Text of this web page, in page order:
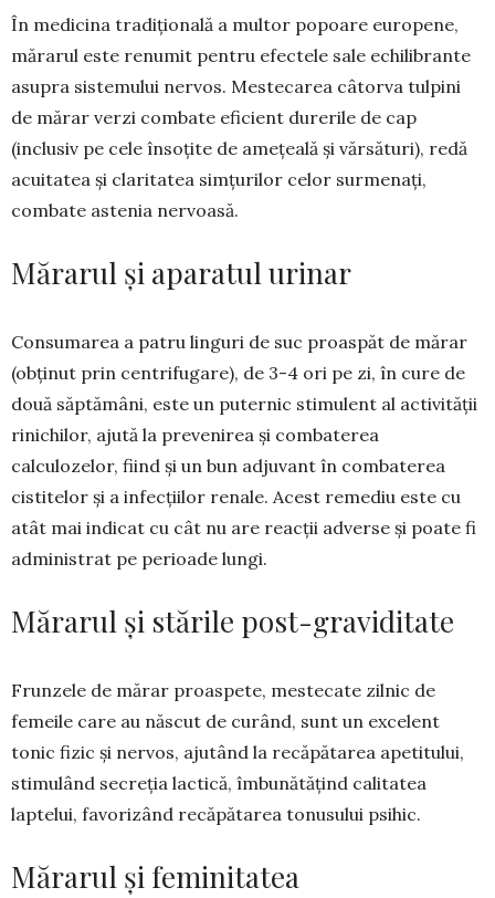
În medicina tradițională a multor popoare euro­pene,
mărarul este renumit pentru efectele sale echi­li­­brante
asupra sistemului nervos. Mestecarea câtor­va tulpini
de mărar verzi combate eficient durerile de cap
(inclusiv pe cele însoțite de amețeală și vărsă­turi), redă
acuitatea și claritatea simțurilor celor sur­me­nați,
combate astenia ner­voa­să.
Mărarul și aparatul urinar
Consumarea a patru linguri de suc proas­păt de mărar
(obținut prin centri­fu­gare), de 3-4 ori pe zi, în cure de
două săptămâni, este un puternic stimulent al activității
rinichilor, ajută la prevenirea și comba­te­­rea
calculozelor, fiind și un bun adjuvant în com­ba­­terea
cistitelor și a infecțiilor renale. Acest reme­diu este cu
atât mai indicat cu cât nu are reacții ad­verse și poate fi
administrat pe perioade lungi.
Mărarul și stările post-graviditate
Frunzele de mărar proaspete, meste­ca­te zilnic de
femeile care au născut de cu­rând, sunt un excelent
tonic fizic și ner­vos, ajutând la recăpătarea apetitu­lui,
stimulând secreția lactică, îmbunătățind calitatea
laptelui, favorizând recăpătarea tonusului psihic.
Mărarul și feminitatea